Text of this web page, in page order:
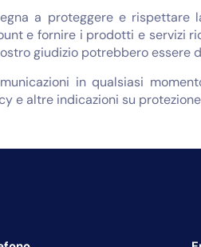
a proteggere e
e fornire i prodotti e servizi
giudizio potrebbero essere
in qualsiasi
e altre indicazioni su